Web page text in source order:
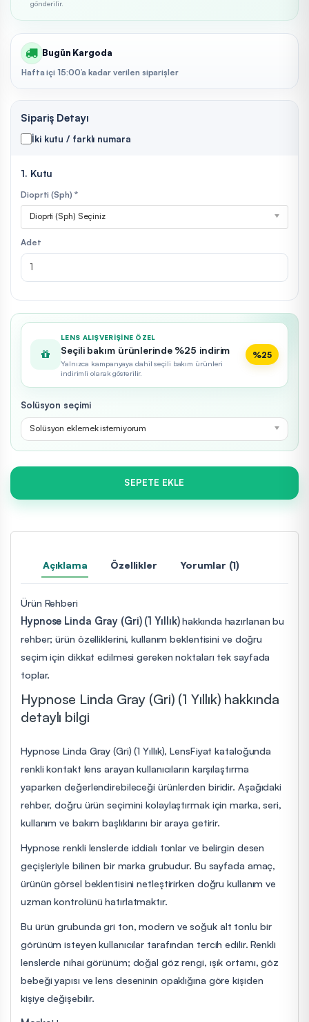
gönderilir.
Bugün Kargoda
Hafta içi 15:00’a kadar verilen siparişler
Sipariş Detayı
İki kutu / farklı numara
1. Kutu
Dioprti (Sph) *
Dioprti (Sph) Seçiniz
Adet
LENS ALIŞVERIŞINE ÖZEL
Seçili bakım ürünlerinde %25 indirim
Yalnızca kampanyaya dahil seçili bakım ürünleri
indirimli olarak gösterilir.
%25
Solüsyon seçimi
Solüsyon eklemek istemiyorum
SEPETE EKLE
Açıklama Özellikler Yorumlar (1)
Ürün Rehberi
Hypnose Linda Gray (Gri) (1 Yıllık)hakkında hazırlanan bu
rehber; ürün özelliklerini, kullanım beklentisini ve doğru
seçim için dikkat edilmesi gereken noktaları tek sayfada
toplar.
Hypnose Linda Gray (Gri) (1 Yıllık) hakkında
detaylı bilgi
Hypnose Linda Gray (Gri) (1 Yıllık), LensFiyat kataloğunda
renkli kontakt lens arayan kullanıcıların karşılaştırma
yaparken değerlendirebileceği ürünlerden biridir. Aşağıdaki
rehber, doğru ürün seçimini kolaylaştırmak için marka, seri,
kullanım ve bakım başlıklarını bir araya getirir.
Hypnose renkli lenslerde iddialı tonlar ve belirgin desen
geçişleriyle bilinen bir marka grubudur. Bu sayfada amaç,
ürünün görsel beklentisini netleştirirken doğru kullanım ve
uzman kontrolünü hatırlatmaktır.
Bu ürün grubunda gri ton, modern ve soğuk alt tonlu bir
görünüm isteyen kullanıcılar tarafından tercih edilir. Renkli
lenslerde nihai görünüm; doğal göz rengi, ışık ortamı, göz
bebeği yapısı ve lens deseninin opaklığına göre kişiden
kişiye değişebilir.